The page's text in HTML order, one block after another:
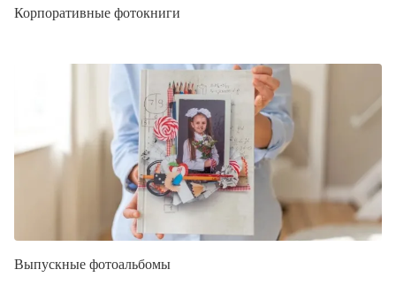
Корпоративные фотокниги
Выпускные фотоальбомы